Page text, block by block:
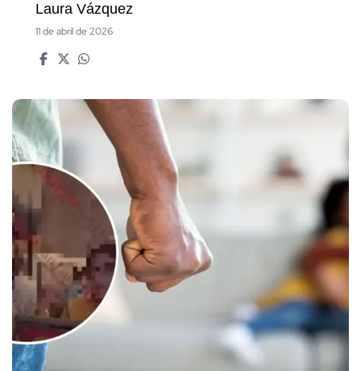
Laura Vázquez
11 de abril de 2026